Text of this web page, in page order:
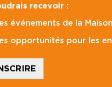
recevoir :
événements de la
opportunités pour les